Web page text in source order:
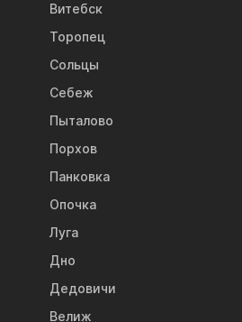
Витебск
Торопец
Сольцы
Себеж
Пыталово
Порхов
Панковка
Опочка
Луга
Дно
Дедовичи
Велиж